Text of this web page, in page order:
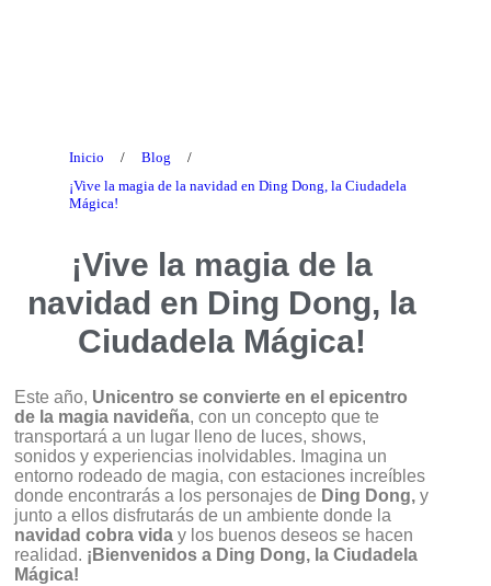
Inicio / Blog
/
¡Vive la magia de la navidad en Ding Dong, la Ciudadela
Mágica!
¡Vive la magia de la
navidad en Ding Dong, la
Ciudadela Mágica!
Este año, Unicentro se convierte en el epicentro
de la magia navideña, con un concepto que te
transportará a un lugar lleno de luces, shows,
sonidos y experiencias inolvidables. Imagina un
entorno rodeado de magia, con estaciones increíbles
donde encontrarás a los personajes de Ding Dong, y
junto a ellos disfrutarás de un ambiente donde la
navidad cobra vida y los buenos deseos se hacen
realidad. ¡Bienvenidos a Ding Dong, la Ciudadela
Mágica!